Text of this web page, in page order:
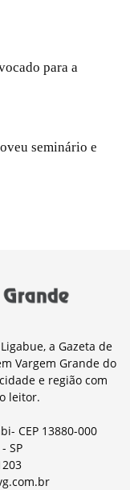
para a
seminário e
a Gazeta de
Vargem Grande do
e região com
leitor.
CEP 13880-000
SP